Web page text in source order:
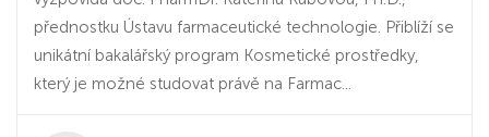
přednostku Ústavu farmaceutické technologie. Přiblíží se
unikátní bakalářský program Kosmetické prostředky,
který je možné studovat právě na Farmac...